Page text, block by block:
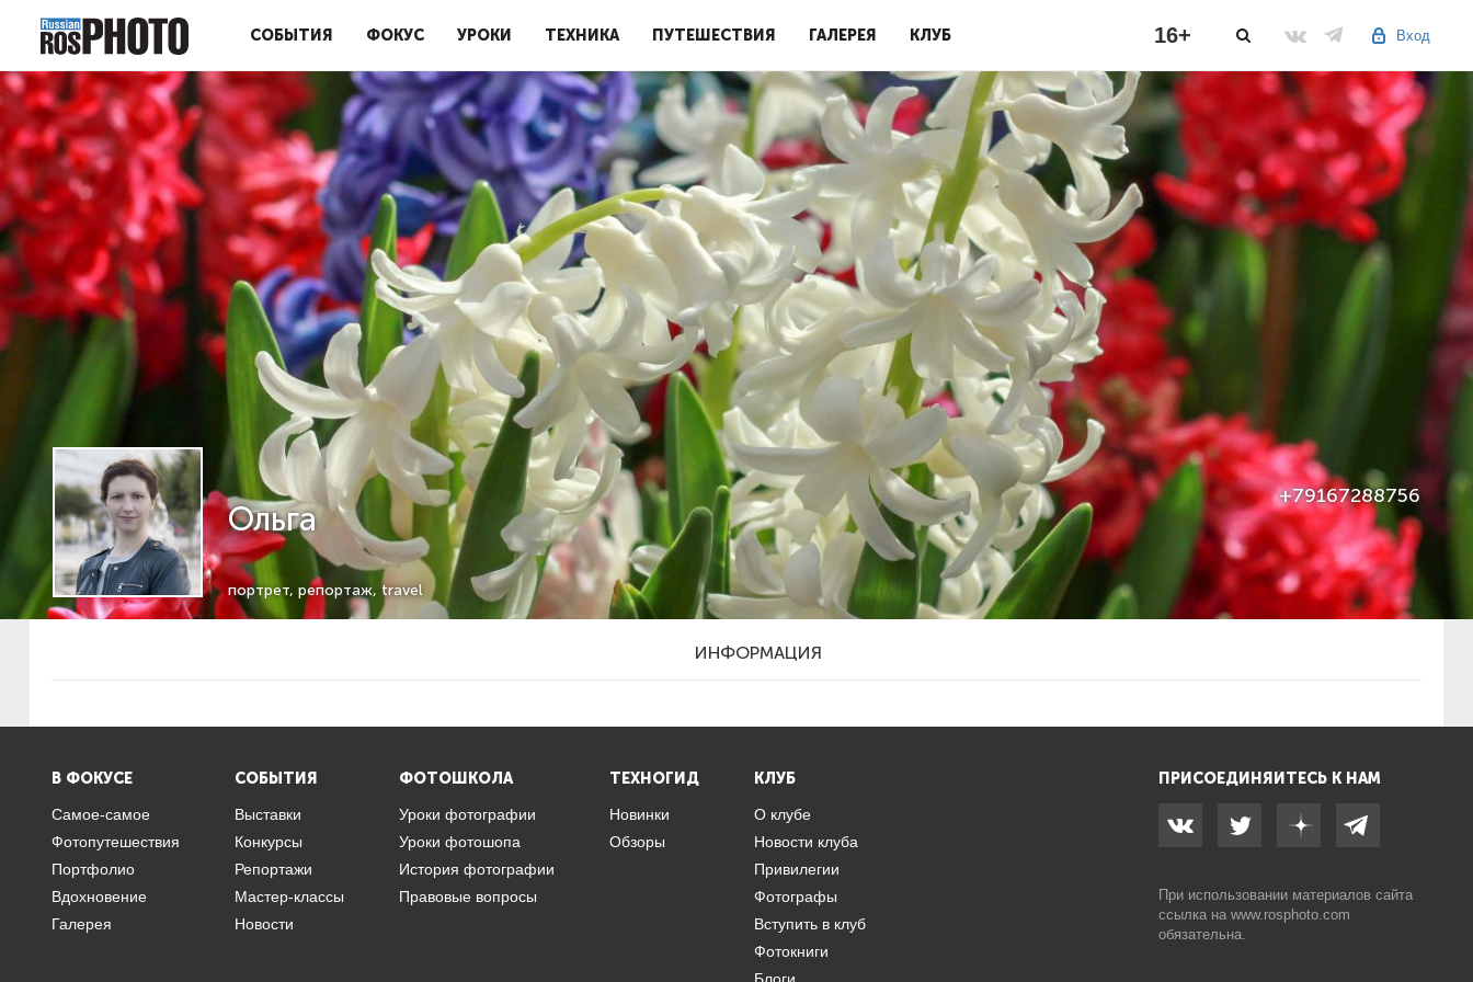
СОБЫТИЯ ФОКУС УРОКИ ТЕХНИКА ПУТЕШЕСТВИЯ ГАЛЕРЕЯ КЛУБ Вход
16+
Ольга
портрет, репортаж, travel
+79167288756
ИНФОРМАЦИЯ
В ФОКУСЕ
Самое-самое
Фотопутешествия
Портфолио
Вдохновение
Галерея
СОБЫТИЯ
Выставки
Конкурсы
Репортажи
Мастер-классы
Новости
ФОТОШКОЛА
Уроки фотографии
Уроки фотошопа
История фотографии
Правовые вопросы
ТЕХНОГИД
Новинки
Обзоры
КЛУБ
О клубе
Новости клуба
Привилегии
Фотографы
Вступить в клуб
Фотокниги
ПРИСОЕДИНЯЙТЕСЬ К НАМ
При использовании материалов сайта
ссылка на www.rosphoto.com
обязательна.